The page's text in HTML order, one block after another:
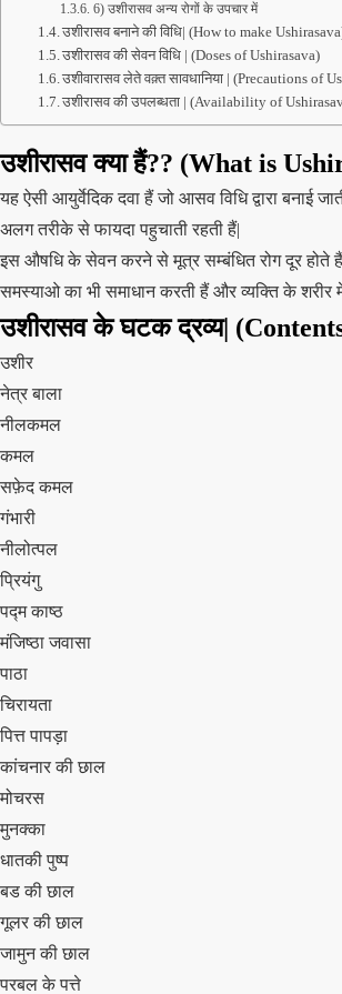
6) उशीरासव अन्य रोगों के उपचार में
उशीरासव बनाने की विधि| (How to make
उशीरासव की सेवन विधि | (Doses of Ushirasava)
उशीवारासव लेते वक़्त सावधानिया | (Precautions of
उशीरासव की उपलब्धता | (Availability of
उशीरासव क्या हैं?? (What is
यह ऐसी आयुर्वेदिक दवा हैं जो आसव विधि द्वारा
अलग तरीके से फायदा पहुचाती रहती हैं|
इस औषधि के सेवन करने से मूत्र सम्बंधित रोग दूर होते
समस्याओ का भी समाधान करती हैं और व्यक्ति के शरीर
उशीरासव के घटक द्रव्य|
उशीर
नेत्र बाला
नीलकमल
कमल
सफ़ेद कमल
गंभारी
नीलोत्पल
प्रियंगु
पद्म काष्ठ
मंजिष्ठा जवासा
पाठा
चिरायता
पित्त पापड़ा
कांचनार की छाल
मोचरस
मुनक्का
धातकी पुष्प
बड की छाल
गूलर की छाल
जामुन की छाल
परबल के पत्ते